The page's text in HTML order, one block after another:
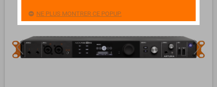
NE PLUS MONTRER CE POPUP.